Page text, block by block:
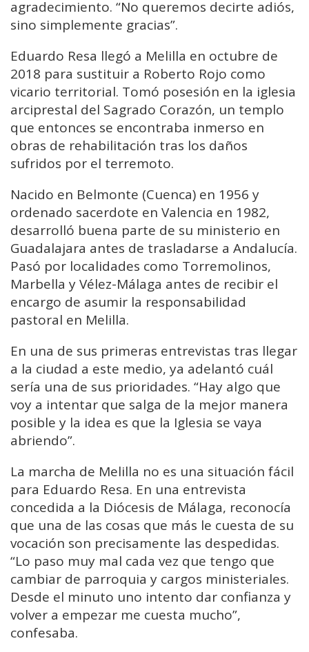
agradecimiento. “No queremos decirte adiós,
sino simplemente gracias”.
Eduardo Resa llegó a Melilla en octubre de
2018 para sustituir a Roberto Rojo como
vicario territorial. Tomó posesión en la iglesia
arciprestal del Sagrado Corazón, un templo
que entonces se encontraba inmerso en
obras de rehabilitación tras los daños
sufridos por el terremoto.
Nacido en Belmonte (Cuenca) en 1956 y
ordenado sacerdote en Valencia en 1982,
desarrolló buena parte de su ministerio en
Guadalajara antes de trasladarse a Andalucía.
Pasó por localidades como Torremolinos,
Marbella y Vélez-Málaga antes de recibir el
encargo de asumir la responsabilidad
pastoral en Melilla.
En una de sus primeras entrevistas tras llegar
a la ciudad a este medio, ya adelantó cuál
sería una de sus prioridades. “Hay algo que
voy a intentar que salga de la mejor manera
posible y la idea es que la Iglesia se vaya
abriendo”.
La marcha de Melilla no es una situación fácil
para Eduardo Resa. En una entrevista
concedida a la Diócesis de Málaga, reconocía
que una de las cosas que más le cuesta de su
vocación son precisamente las despedidas.
“Lo paso muy mal cada vez que tengo que
cambiar de parroquia y cargos ministeriales.
Desde el minuto uno intento dar confianza y
volver a empezar me cuesta mucho”,
confesaba.